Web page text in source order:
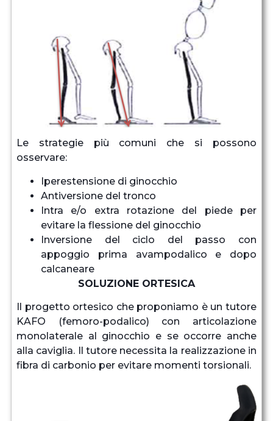
Le strategie più comuni che si possono
osservare:
Iperestensione di ginocchio
Antiversione del tronco
Intra e/o extra rotazione del piede per
evitare la flessione del ginocchio
Inversione del ciclo del passo con
appoggio prima avampodalico e dopo
calcaneare
SOLUZIONE ORTESICA
Il progetto ortesico che proponiamo è un tutore
KAFO (femoro-podalico) con articolazione
monolaterale al ginocchio e se occorre anche
alla caviglia. Il tutore necessita la realizzazione in
fibra di carbonio per evitare momenti torsionali.